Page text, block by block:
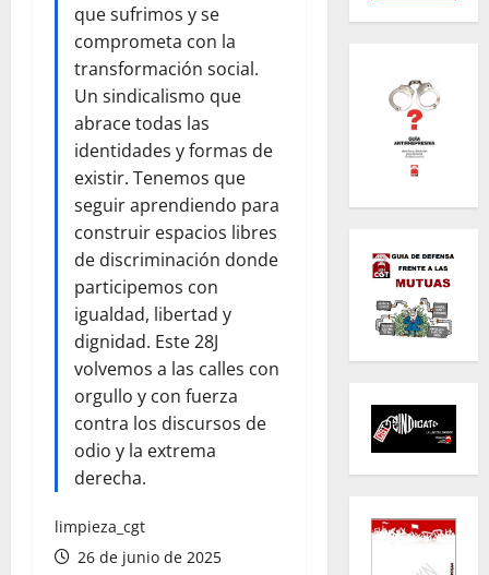
que sufrimos y se
comprometa con la
transformación social.
Un sindicalismo que
abrace todas las
identidades y formas de
existir. Tenemos que
seguir aprendiendo para
construir espacios libres
de discriminación donde
participemos con
igualdad, libertad y
dignidad. Este 28J
volvemos a las calles con
orgullo y con fuerza
contra los discursos de
odio y la extrema
derecha.
limpieza_cgt
26 de junio de 2025